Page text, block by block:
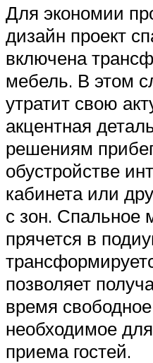
Для экономии
дизайн проект
включена
мебель. В этом
утратит свою
акцентная
решениям
обустройстве
кабинета или
с зон. Спальное
прячется в
позволяет
время
необходимое
приема гостей.